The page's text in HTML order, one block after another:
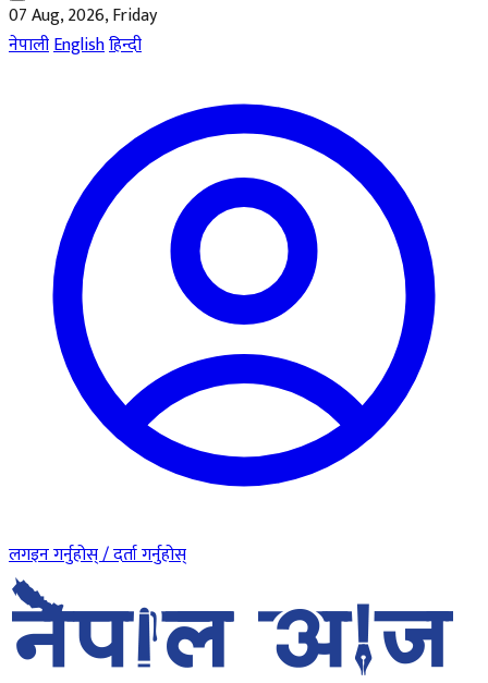
07 Aug, 2026, Friday
नेपालीEnglishहिन्दी
लगइन गर्नुहोस् / दर्ता गर्नुहोस्